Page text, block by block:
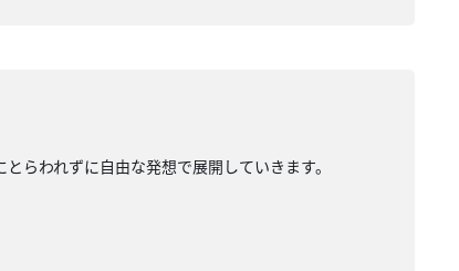
らわれずに自由な発想で展開していきます。